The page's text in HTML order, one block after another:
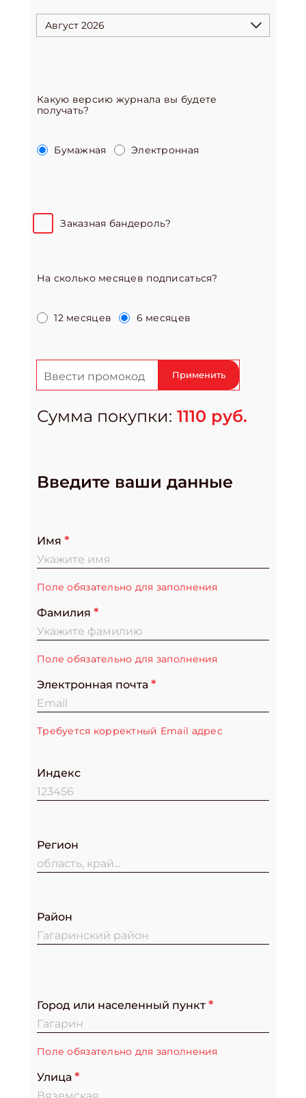
Какую версию журнала вы будете
получать?
Бумажная Электронная
Заказная бандероль?
На сколько месяцев подписаться?
12 месяцев 6 месяцев
Применить
Сумма покупки: 1110 руб.
Введите ваши данные
Имя
Поле обязательно для заполнения
Фамилия
Поле обязательно для заполнения
Электронная почта
Требуется корректный Email адрес
Индекс
Регион
Район
Город или населенный пункт
Поле обязательно для заполнения
Улица
Подпишись на рассылку
Укажите имя
ПОДПИСАТЬСЯ